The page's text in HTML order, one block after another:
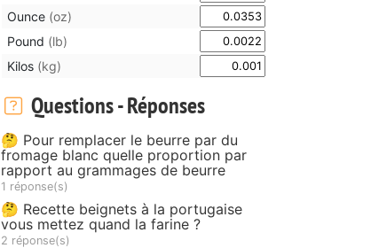
Ounce (oz)
Pound (lb)
Kilos (kg)
Questions - Réponses
🤔 Pour remplacer le beurre par du
fromage blanc quelle proportion par
rapport au grammages de beurre
1 réponse(s)
🤔 Recette beignets à la portugaise
vous mettez quand la farine ?
2 réponse(s)